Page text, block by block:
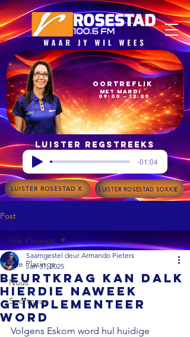
09:00 – 12:00
met Mardi
Oortreflik
Luister regstreeks
-01:04
LUISTER ROSESTAD X LUISTER ROSESTAD SOKKIE
Post
Alle Plasings
Nuus
Sportnuus
Alle Plasings
Beurtkrag kan dalk
hierdie naweek
geïmplementeer
word
Saamgestel deur Armando Pieters
Jan 31, 2025
Volgens Eskom word hul huidige